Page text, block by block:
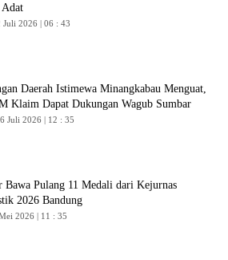
Adat
Juli 2026 | 06 : 43
Daerah Istimewa Minangkabau Menguat,
Klaim Dapat Dukungan Wagub Sumbar
Juli 2026 | 12 : 35
Bawa Pulang 11 Medali dari Kejurnas
2026 Bandung
2026 | 11 : 35